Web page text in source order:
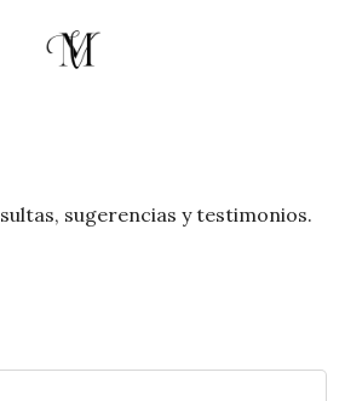
sugerencias y testimonios.